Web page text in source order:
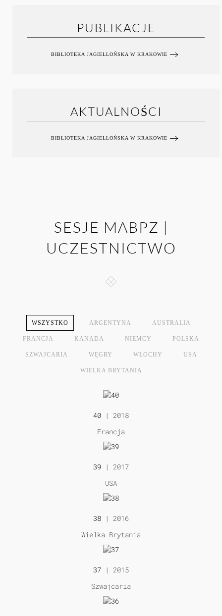
PUBLIKACJE
BIBLIOTEKA JAGIELLOŃSKA W KRAKOWIE
AKTUALNOŚCI
BIBLIOTEKA JAGIELLOŃSKA W KRAKOWIE
SESJE MABPZ |
UCZESTNICTWO
WSZYSTKO ARGENTYNA AUSTRALIA
FRANCJA KANADA NIEMCY POLSKA
SZWAJCARIA WĘGRY WŁOCHY USA
WIELKA BRYTANIA
40 | 2018
Francja
39 | 2017
USA
38 | 2016
Wielka Brytania
37 | 2015
Szwajcaria